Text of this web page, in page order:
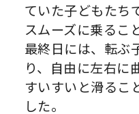
ていた子どもたち
スムーズに乗るこ
最終日には、転ぶ
り、自由に左右に
すいすいと滑るこ
した。